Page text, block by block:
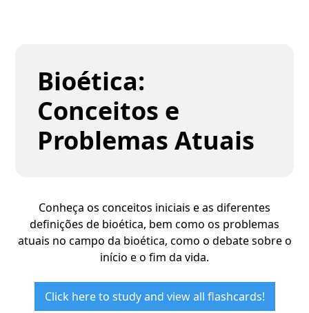
Bioética:
Conceitos e
Problemas Atuais
Conheça os conceitos iniciais e as diferentes
definições de bioética, bem como os problemas
atuais no campo da bioética, como o debate sobre o
início e o fim da vida.
Click here to study and view all flashcards!